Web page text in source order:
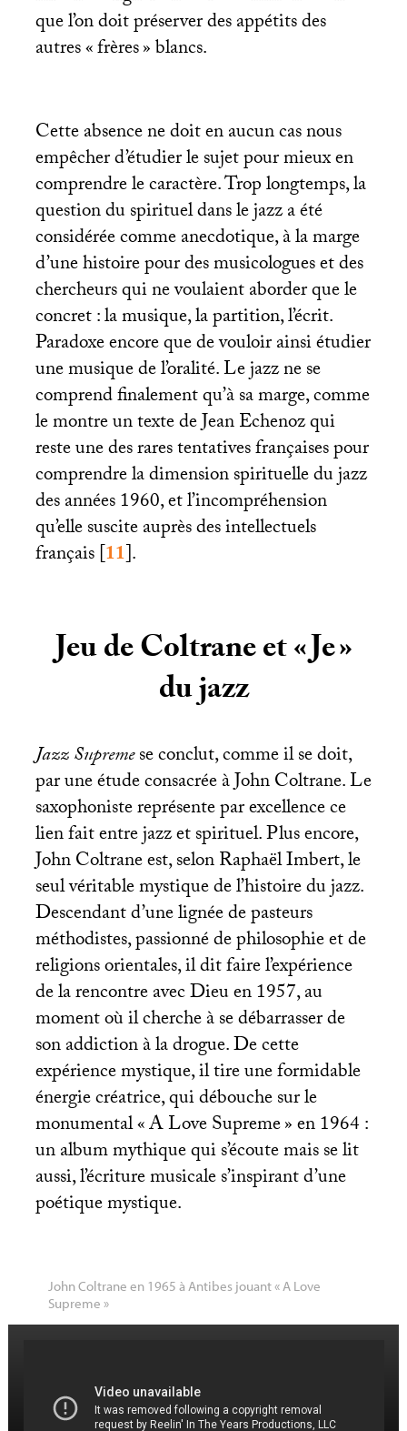
que l’on doit préserver des appétits des
autres «frères» blancs.
Cette absence ne doit en aucun cas nous
empêcher d’étudier le sujet pour mieux en
comprendre le caractère. Trop longtemps, la
question du spirituel dans le jazz a été
considérée comme anecdotique, à la marge
d’une histoire pour des musicologues et des
chercheurs qui ne voulaient aborder que le
concret : la musique, la partition, l’écrit.
Paradoxe encore que de vouloir ainsi étudier
une musique de l’oralité. Le jazz ne se
comprend finalement qu’à sa marge, comme
le montre un texte de Jean Echenoz qui
reste une des rares tentatives françaises pour
comprendre la dimension spirituelle du jazz
des années 1960, et l’incompréhension
qu’elle suscite auprès des intellectuels
français[11].
Jeu de Coltrane et «Je»
du jazz
Jazz Supremese conclut, comme il se doit,
par une étude consacrée à John Coltrane. Le
saxophoniste représente par excellence ce
lien fait entre jazz et spirituel. Plus encore,
John Coltrane est, selon Raphaël Imbert, le
seul véritable mystique de l’histoire du jazz.
Descendant d’une lignée de pasteurs
méthodistes, passionné de philosophie et de
religions orientales, il dit faire l’expérience
de la rencontre avec Dieu en 1957, au
moment où il cherche à se débarrasser de
son addiction à la drogue. De cette
expérience mystique, il tire une formidable
énergie créatrice, qui débouche sur le
monumental «A Love Supreme» en 1964 :
un album mythique qui s’écoute mais se lit
aussi, l’écriture musicale s’inspirant d’une
poétique mystique.
John Coltrane en 1965 à Antibes jouant « A Love
Supreme »